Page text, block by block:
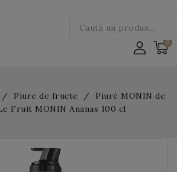
Piure de fructe
Piuré MONIN de
Fruit MONIN Ananas 100 cl